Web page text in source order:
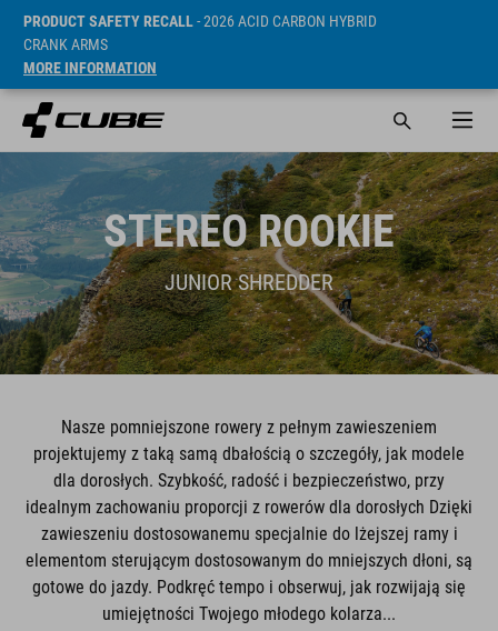
PRODUCT SAFETY RECALL- 2026 ACID CARBON HYBRID
CRANK ARMS
MORE INFORMATION
STEREO ROOKIE
JUNIOR SHREDDER
Nasze pomniejszone rowery z pełnym zawieszeniem
projektujemy z taką samą dbałością o szczegóły, jak modele
dla dorosłych. Szybkość, radość i bezpieczeństwo, przy
idealnym zachowaniu proporcji z rowerów dla dorosłych Dzięki
zawieszeniu dostosowanemu specjalnie do lżejszej ramy i
elementom sterującym dostosowanym do mniejszych dłoni, są
gotowe do jazdy. Podkręć tempo i obserwuj, jak rozwijają się
umiejętności Twojego młodego kolarza...